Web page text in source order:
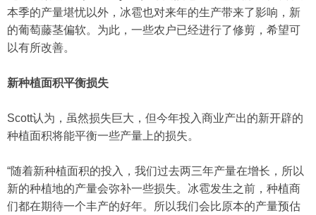
本季的产量堪忧以外，冰雹也对来年的生产带来了影响，新
的葡萄藤茎偏软。为此，一些农户已经进行了修剪，希望可
以有所改善。
新种植面积平衡损失
Scott认为，虽然损失巨大，但今年投入商业产出的新开辟的
种植面积将能平衡一些产量上的损失。
“随着新种植面积的投入，我们过去两三年产量在增长，所以
新的种植地的产量会弥补一些损失。冰雹发生之前，种植商
们都在期待一个丰产的好年。所以我们会比原本的产量预估